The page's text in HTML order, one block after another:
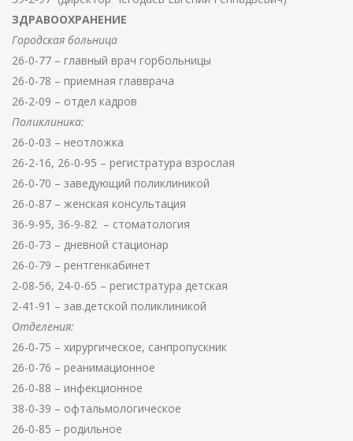
ЗДРАВООХРАНЕНИЕ
Городская больница
26-0-77 – главный врач горбольницы
26-0-78 – приемная главврача
26-2-09 – отдел кадров
Поликлиника:
26-0-03 – неотложка
26-2-16, 26-0-95 – регистратура взрослая
26-0-70 – заведующий поликлиникой
26-0-87 – женская консультация
36-9-95, 36-9-82 – стоматология
26-0-73 – дневной стационар
26-0-79 – рентгенкабинет
2-08-56, 24-0-65 – регистратура детская
2-41-91 – зав.детской поликлиникой
Отделения:
26-0-75 – хирургическое, санпропускник
26-0-76 – реанимационное
26-0-88 – инфекционное
38-0-39 – офтальмологическое
26-0-85 – родильное